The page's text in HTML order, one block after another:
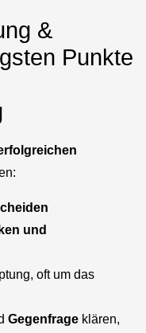
&
Punkte
und
oft um das
Gegenfrage klären,